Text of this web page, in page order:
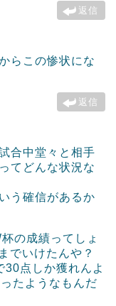
返信
らこの惨状にな
返信
合中堂々と相手
てどんな状況な
う確信があるか
の成績ってしょ
でいけたんや？
30点しか獲れんよ
たようなもんだ